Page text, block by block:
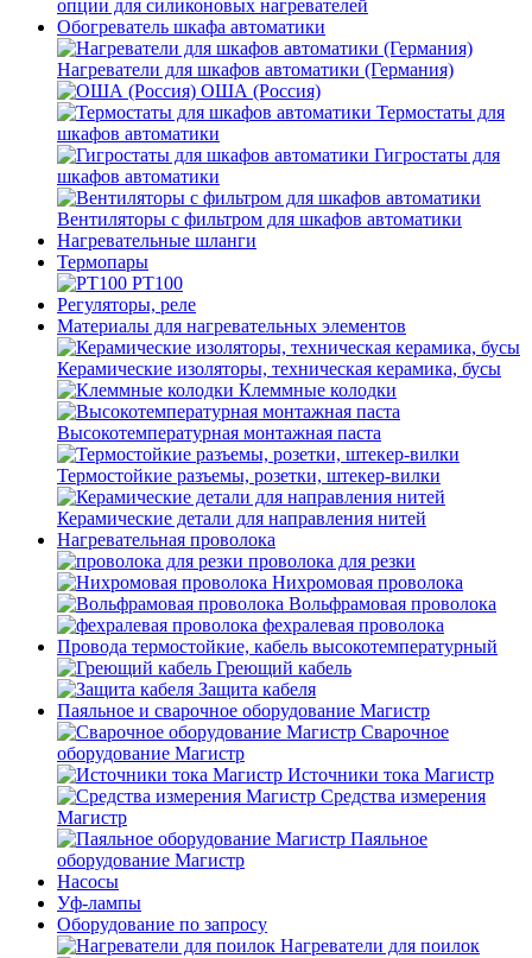
опции для силиконовых нагревателей
Обогреватель шкафа автоматики
Нагреватели для шкафов автоматики (Германия)
ОША (Россия)
Термостаты для
шкафов автоматики
Гигростаты для
шкафов автоматики
Вентиляторы с фильтром для шкафов автоматики
Нагревательные шланги
Термопары
PT100
Регуляторы, реле
Материалы для нагревательных элементов
Керамические изоляторы, техническая керамика, бусы
Клеммные колодки
Высокотемпературная монтажная паста
Термостойкие разъемы, розетки, штекер-вилки
Керамические детали для направления нитей
Нагревательная проволока
проволока для резки
Нихромовая проволока
Вольфрамовая проволока
фехралевая проволока
Провода термостойкие, кабель высокотемпературный
Греющий кабель
Защита кабеля
Паяльное и сварочное оборудование Магистр
Сварочное
оборудование Магистр
Источники тока Магистр
Средства измерения
Магистр
Паяльное
оборудование Магистр
Насосы
Уф-лампы
Оборудование по запросу
Нагреватели для поилок